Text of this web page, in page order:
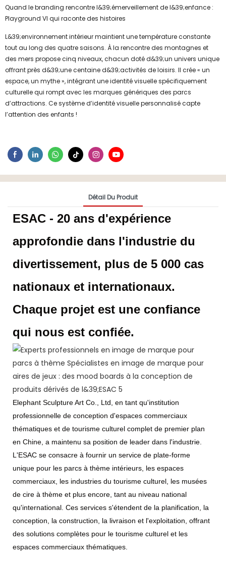
Quand le branding rencontre l&39;émerveillement de l&39;enfance :
Playground VI qui raconte des histoires
L&39;environnement intérieur maintient une température constante
tout au long des quatre saisons. À la rencontre des montagnes et
des mers propose cinq niveaux, chacun doté d&39;un univers unique
offrant près d&39;une centaine d&39;activités de loisirs. Il crée « un
espace, un mythe », intégrant une identité visuelle spécifiquement
culturelle qui rompt avec les marques génériques des parcs
d’attractions. Ce système d’identité visuelle personnalisé capte
l’attention des enfants !
Détail Du Produit
ESAC - 20 ans d'expérience
approfondie dans l'industrie du
divertissement, plus de 5 000 cas
nationaux et internationaux.
Chaque projet est une confiance
qui nous est confiée.
Elephant Sculpture Art Co., Ltd, en tant qu'institution
professionnelle de conception d'espaces commerciaux
thématiques et de tourisme culturel complet de premier plan
en Chine, a maintenu sa position de leader dans l'industrie.
L'ESAC se consacre à fournir un service de plate-forme
unique pour les parcs à thème intérieurs, les espaces
commerciaux, les industries du tourisme culturel, les musées
de cire à thème et plus encore, tant au niveau national
qu'international. Ces services s'étendent de la planification, la
conception, la construction, la livraison et l'exploitation, offrant
des solutions complètes pour le tourisme culturel et les
espaces commerciaux thématiques.